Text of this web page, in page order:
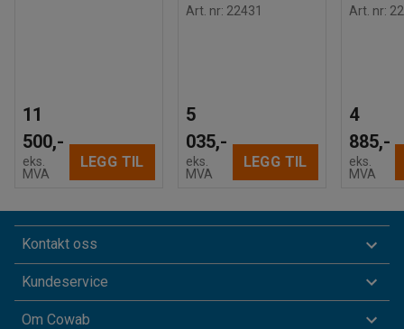
11
500,-
eks.
MVA
LEGG TIL
Art. nr: 22431
5
035,-
eks.
MVA
LEGG TIL
Art. nr:
4
885,-
eks.
MVA
Kontakt oss
Kundeservice
Om Cowab